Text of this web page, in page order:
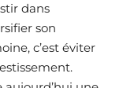
dans
son
c’est éviter